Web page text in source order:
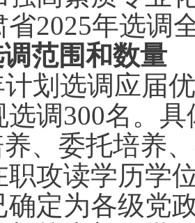
省2025年选调
范围和数量
计划选调应届
选调300名。
、委托培养
职攻读学历学
确定为各级党